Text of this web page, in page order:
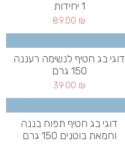
1 יחידות
89.00 ₪
דוגי בג חטיף לנשימה רעננה
150 גרם
39.00 ₪
דוגי בג חטיף תפוח בננה
וחמאת בוטנים 150 גרם